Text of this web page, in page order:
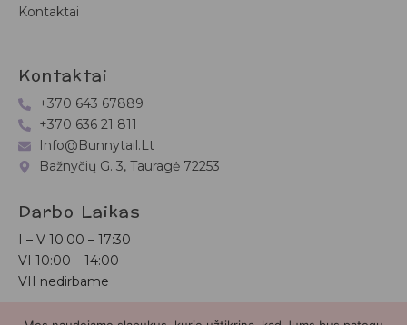
Kontaktai
Kontaktai
+370 643 67889
+370 636 21 811
Info@bunnytail.lt
Bažnyčių G. 3, Tauragė 72253
Darbo Laikas
I – V 10:00 – 17:30
VI 10:00 – 14:00
VII nedirbame